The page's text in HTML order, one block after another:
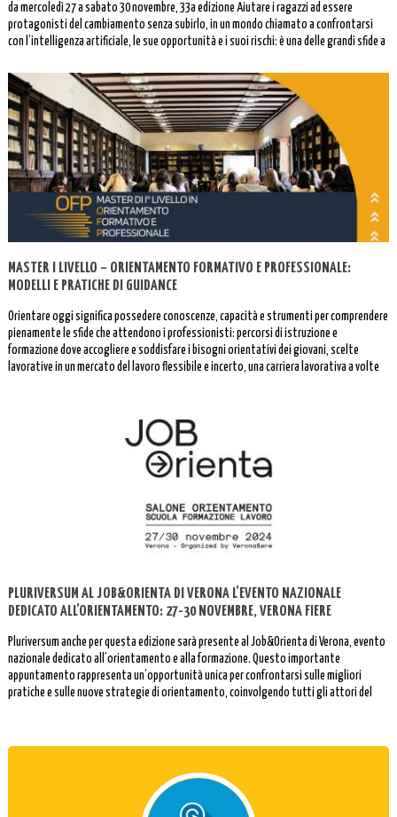
da mercoledì 27 a sabato 30 novembre, 33a edizione Aiutare i ragazzi ad essere
protagonisti del cambiamento senza subirlo, in un mondo chiamato a confrontarsi
con l’intelligenza artificiale, le sue opportunità e i suoi rischi: è una delle grandi sfide a
MASTER I LIVELLO – ORIENTAMENTO FORMATIVO E PROFESSIONALE:
MODELLI E PRATICHE DI GUIDANCE
Orientare oggi significa possedere conoscenze, capacità e strumenti per comprendere
pienamente le sfide che attendono i professionisti: percorsi di istruzione e
formazione dove accogliere e soddisfare i bisogni orientativi dei giovani, scelte
lavorative in un mercato del lavoro flessibile e incerto, una carriera lavorativa a volte
PLURIVERSUM AL JOB&ORIENTA DI VERONA L’EVENTO NAZIONALE
DEDICATO ALL’ORIENTAMENTO: 27-30 NOVEMBRE, VERONA FIERE
Pluriversum anche per questa edizione sarà presente al Job&Orienta di Verona, evento
nazionale dedicato all’orientamento e alla formazione. Questo importante
appuntamento rappresenta un’opportunità unica per confrontarsi sulle migliori
pratiche e sulle nuove strategie di orientamento, coinvolgendo tutti gli attori del